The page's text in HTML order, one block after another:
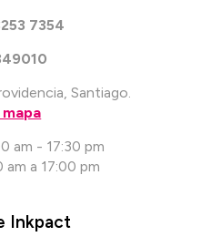
7354
Santiago.
am - 17:30 pm
am a 17:00 pm
Inkpact